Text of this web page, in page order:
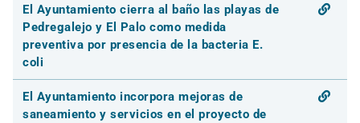
El Ayuntamiento cierra al baño las playas de
Pedregalejo y El Palo como medida
preventiva por presencia de la bacteria E.
coli
El Ayuntamiento incorpora mejoras de
saneamiento y servicios en el proyecto de